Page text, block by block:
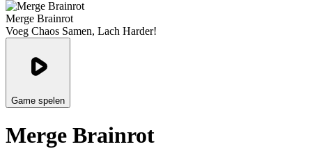
Merge Brainrot
Voeg Chaos Samen, Lach Harder!
Game spelen
Merge Brainrot